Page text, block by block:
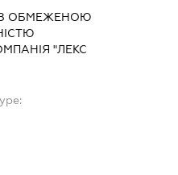
ОБМЕЖЕНОЮ
"ЛЕКС